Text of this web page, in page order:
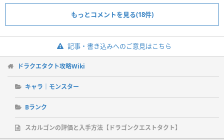
もっとコメントを見る(18件)
記事・書き込みへのご意見はこちら
ドラクエタクト攻略Wiki
キャラ｜モンスター
Bランク
スカルゴンの評価と入手方法【ドラゴンクエストタクト】